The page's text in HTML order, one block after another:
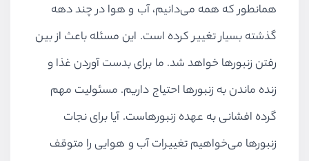
همانطور که همه می‌دانیم، آب و هوا در چند دهه
گذشته بسیار تغییر کرده است. این مسئله باعث از بین
رفتن زنبورها خواهد شد. ما برای بدست آوردن غذا و
زنده ماندن به زنبورها احتیاج داریم. مسئولیت مهم
گرده افشانی به عهده زنبورهاست. آیا برای نجات
زنبورها می‌خواهیم تغییرات آب و هوایی را متوقف